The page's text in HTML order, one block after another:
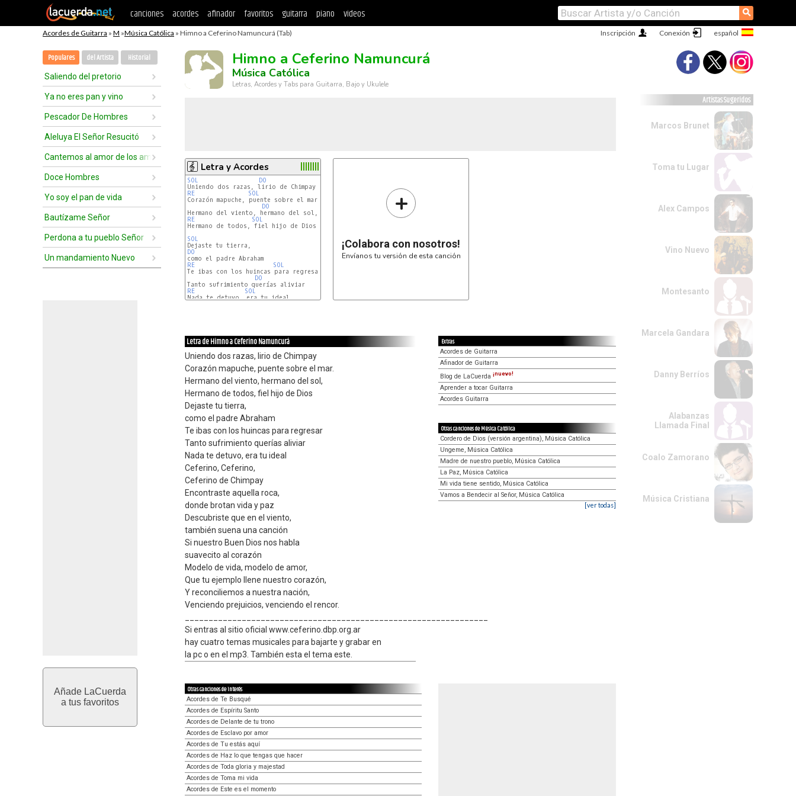
canciones acordes afinador favoritos guitarra piano videos ⚲
Acordes de Guitarra » M »Música Católica » Himno a Ceferino Namuncurá (Tab) Conexión
Inscripción
Populares del Artista Historial
Saliendo del pretorio
Ya no eres pan y vino
Pescador De Hombres
Aleluya El Señor Resucitó
Cantemos al amor de los amores
Doce Hombres
Yo soy el pan de vida
Bautízame Señor
Perdona a tu pueblo Señor
Un mandamiento Nuevo
Añade LaCuerda
a tus favoritos
Himno a Ceferino Namuncurá
Música Católica
Letras, Acordes y Tabs para Guitarra, Bajo y Ukulele
Letra y Acordes
SOL
DO
RE
SOL
Corazón mapuche, puente sobre el mar.
DO
RE
SOL
Hermano de todos, fiel hijo de Dios
SOL
DO
RE
SOL
Te ibas con los huincas para regresar
DO
RE
SOL
Nada te detuvo, era tu ideal
+
¡Colabora con nosotros!
Envíanos tu versión de esta canción
Letra de Himno a Ceferino Namuncurá
Uniendo dos razas, lirio de Chimpay
Corazón mapuche, puente sobre el mar.
Hermano del viento, hermano del sol,
Hermano de todos, fiel hijo de Dios
Dejaste tu tierra,
como el padre Abraham
Te ibas con los huincas para regresar
Tanto sufrimiento querías aliviar
Nada te detuvo, era tu ideal
Ceferino, Ceferino,
Ceferino de Chimpay
Encontraste aquella roca,
donde brotan vida y paz
Descubriste que en el viento,
también suena una canción
Si nuestro Buen Dios nos habla
suavecito al corazón
Modelo de vida, modelo de amor,
Que tu ejemplo llene nuestro corazón,
Y reconciliemos a nuestra nación,
Venciendo prejuicios, venciendo el rencor.
Si entras al sitio oficial www.ceferino.dbp.org.ar
hay cuatro temas musicales para bajarte y grabar en
la pc o en el mp3. También esta el tema este.
Extras
Acordes de Guitarra
Afinador de Guitarra
Blog de LaCuerda ¡nuevo!
Aprender a tocar Guitarra
Acordes Guitarra
Otras canciones de Música Católica
Cordero de Dios (versión argentina), Música Católica
Ungeme, Música Católica
Madre de nuestro pueblo, Música Católica
La Paz, Música Católica
Mi vida tiene sentido, Música Católica
Vamos a Bendecir al Señor, Música Católica
[ver todas]
Otras canciones de interés
Acordes de Te Busqué
Acordes de Espíritu Santo
Acordes de Delante de tu trono
Acordes de Esclavo por amor
Acordes de Tu estás aquí
Acordes de Haz lo que tengas que hacer
Acordes de Toda gloria y majestad
Acordes de Toma mi vida
Acordes de Este es el momento
Artistas Sugeridos
Marcos Brunet
Toma tu Lugar
Alex Campos
Vino Nuevo
Montesanto
Marcela Gandara
Danny Berríos
Alabanzas
Llamada Final
Coalo Zamorano
Música Cristiana